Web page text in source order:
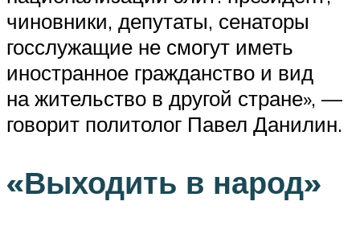
чиновники, депутаты, сенаторы
госслужащие не смогут иметь
иностранное гражданство и вид
на жительство в другой стране», —
говорит политолог Павел Данилин.
«Выходить в народ»